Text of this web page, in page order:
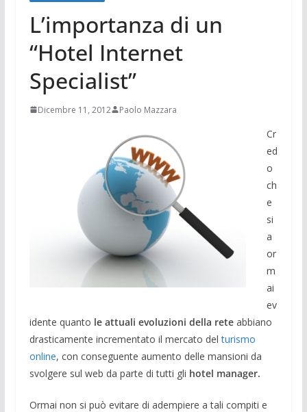
L’importanza di un
“Hotel Internet
Specialist”
Dicembre 11, 2012 Paolo Mazzara
Cr
ed
o
ch
e
si
a
or
m
ai
ev
idente quanto le attuali evoluzioni della reteabbiano
drasticamente incrementato il mercato delturismo
online, con conseguente aumento delle mansioni da
svolgere sul web da parte di tutti gli hotel manager.
Ormai non si può evitare di adempiere a tali compiti e